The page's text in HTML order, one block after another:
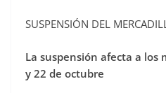
c
b
SUSPENSIÓN DEL
La suspensión afecta a los
y 22 de octubre